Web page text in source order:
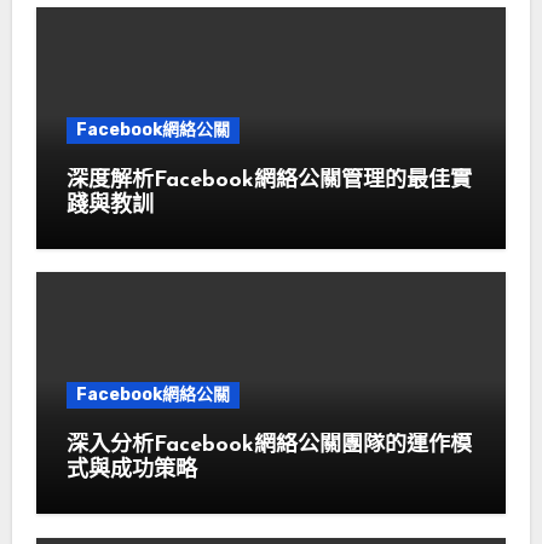
Facebook網絡公關
深度解析Facebook網絡公關管理的最佳實
踐與教訓
Facebook網絡公關
深入分析Facebook網絡公關團隊的運作模
式與成功策略